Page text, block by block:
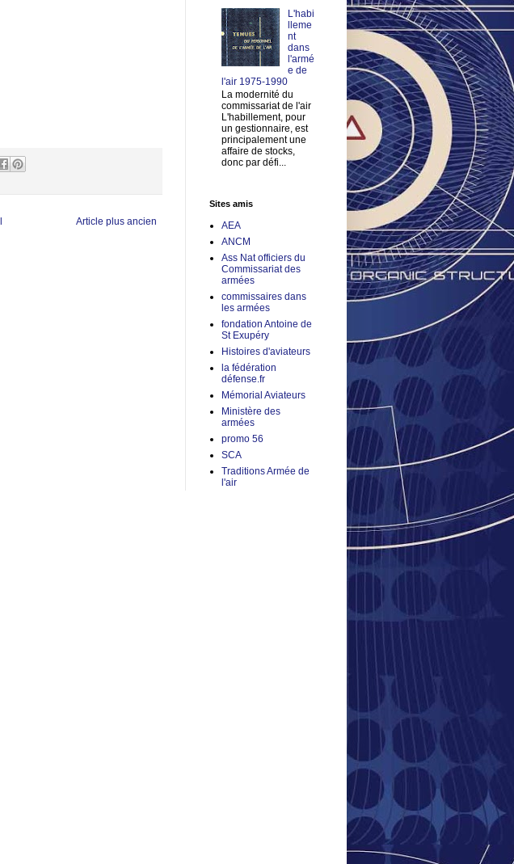
Article plus ancien
L'habi
lleme
nt
dans
l'armé
e de
l'air 1975-1990
La modernité du
commissariat de l'air
L'habillement, pour
un gestionnaire, est
principalement une
affaire de stocks,
donc par défi...
Sites amis
AEA
ANCM
Ass Nat officiers du
Commissariat des
armées
commissaires dans
les armées
fondation Antoine de
St Exupéry
Histoires d'aviateurs
la fédération
défense.fr
Mémorial Aviateurs
Ministère des
armées
promo 56
SCA
Traditions Armée de
l'air